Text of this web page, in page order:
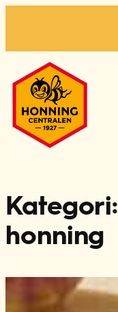
Kategori:
honning